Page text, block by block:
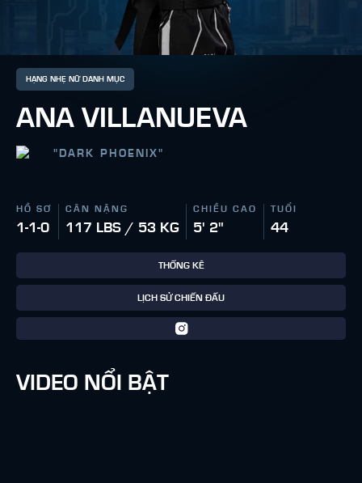
HẠNG NHẸ NỮ DANH MỤC
ANA VILLANUEVA
" DARK PHOENIX"
HỒ SƠ
1-1-0
CÂN NẶNG
117 LBS / 53 KG
CHIỀU CAO
5' 2"
TUỔI
44
THỐNG KÊ
LỊCH SỬ CHIẾN ĐẤU
VIDEO NỔI BẬT